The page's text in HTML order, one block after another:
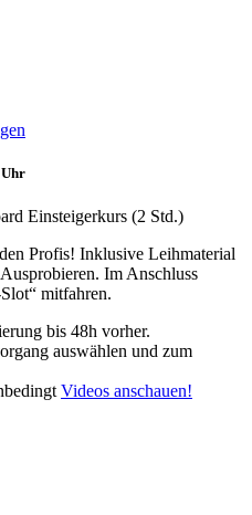
Uhr
Einsteigerkurs (2 Std.)
Profis! Inklusive Leihmaterial
Im Anschluss
mitfahren.
bis 48h vorher.
auswählen und zum
Videos anschauen!